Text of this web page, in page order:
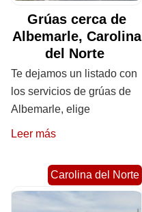
Grúas cerca de
Albemarle, Carolina
del Norte
Te dejamos un listado con
los servicios de grúas de
Albemarle, elige
Leer más
Carolina del Norte